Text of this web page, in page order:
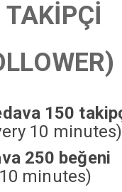
TAKİPÇİ
150
10 minutes)
250 beğeni
minutes)